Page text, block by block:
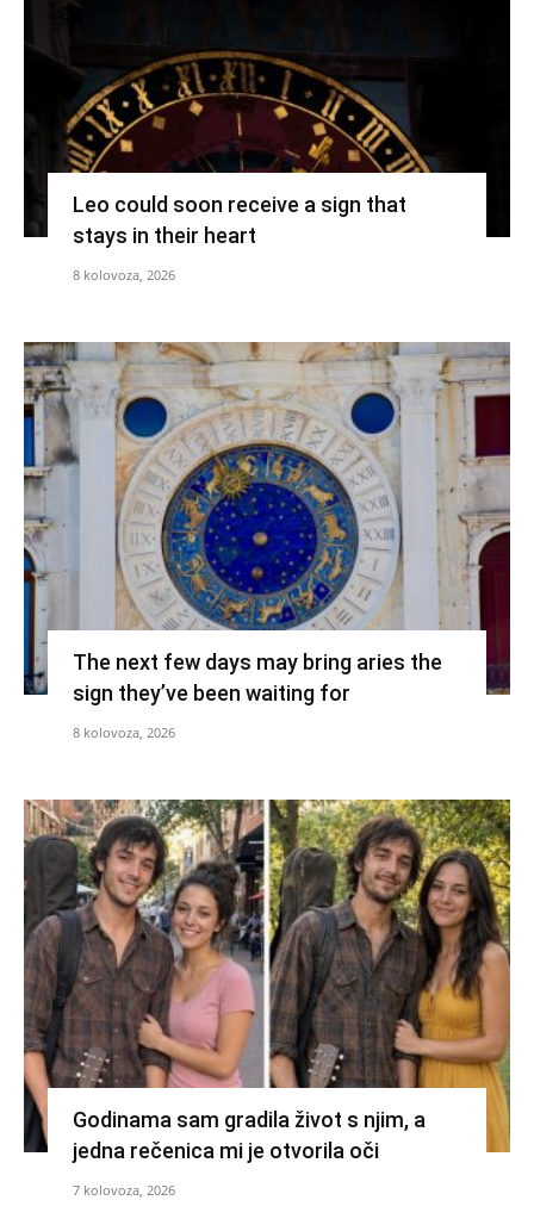
Leo could soon receive a sign that
stays in their heart
8 kolovoza, 2026
The next few days may bring aries the
sign they’ve been waiting for
8 kolovoza, 2026
Godinama sam gradila život s njim, a
jedna rečenica mi je otvorila oči
7 kolovoza, 2026